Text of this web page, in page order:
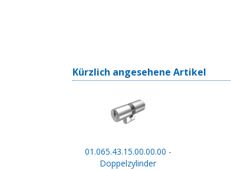
Kürzlich angesehene Artikel
01.065.43.15.00.00.00 -
Doppelzylinder